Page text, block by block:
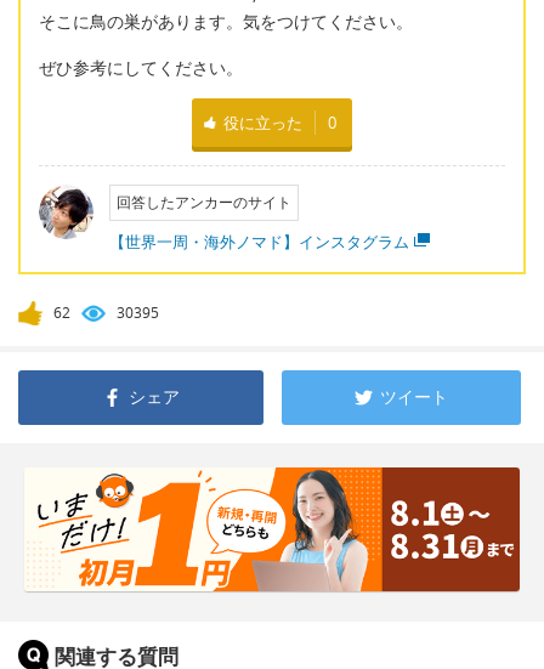
そこに鳥の巣があります。気をつけてください。
ぜひ参考にしてください。
役に立った 0
回答したアンカーのサイト
【世界一周・海外ノマド】インスタグラム
62 30395
シェア ツイート
関連する質問